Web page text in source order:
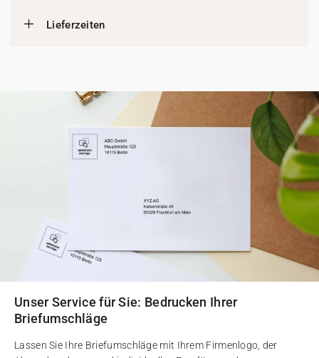
Lieferzeiten
Unser Service für Sie: Bedrucken Ihrer
Briefumschläge
Lassen Sie Ihre Briefumschläge mit Ihrem Firmenlogo, der